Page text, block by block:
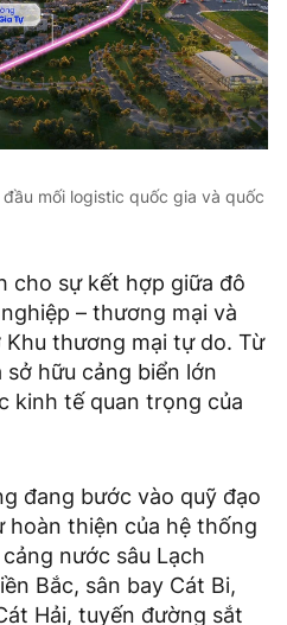
mối logistic quốc gia và quốc
cho sự kết hợp giữa đô
– thương mại và
thương mại tự do. Từ
hữu cảng biển lớn
kinh tế quan trọng của
đang bước vào quỹ đạo
thiện của hệ thống
nước sâu Lạch
Bắc, sân bay Cát Bi,
Hải, tuyến đường sắt